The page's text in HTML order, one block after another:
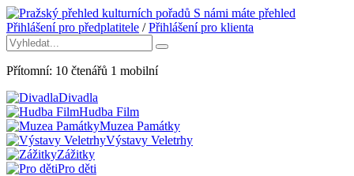
S námi máte přehled
Přihlášení pro předplatitele /Přihlášení pro klienta
Přítomní: 10 čtenářů 1 mobilní
Divadla
Hudba Film
Muzea Památky
Výstavy Veletrhy
Zážitky
Pro děti